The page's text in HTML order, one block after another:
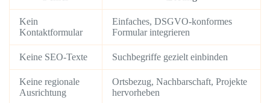
Kein
Kontaktformular
Einfaches, DSGVO-konformes
Formular integrieren
Keine SEO-Texte Suchbegriffe gezielt einbinden
Keine regionale
Ausrichtung
Ortsbezug, Nachbarschaft, Projekte
hervorheben